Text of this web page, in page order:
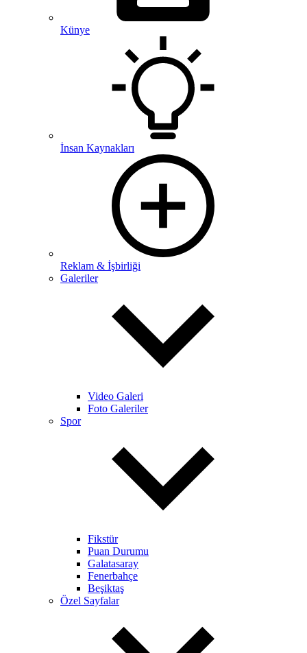
Künye
İnsan Kaynakları
Reklam & İşbirliği
Galeriler
Video Galeri
Foto Galeriler
Spor
Fikstür
Puan Durumu
Galatasaray
Fenerbahçe
Beşiktaş
Özel Sayfalar